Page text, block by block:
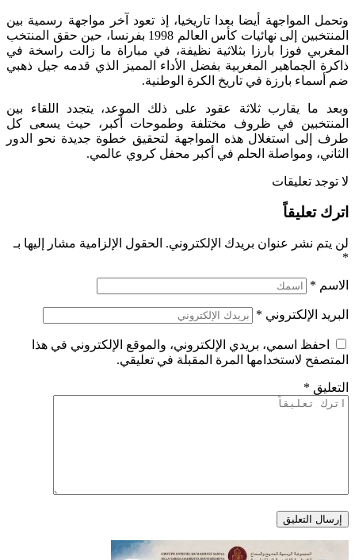
وتحمل المواجهة أيضا بعدا تاريخيا، إذ تعود آخر مواجهة رسمية بين
المنتخبين إلى نهائيات كأس العالم 1998 بفرنسا، حين حقق المنتخب
المغربي فوزا بارزا بثلاثية نظيفة، في مباراة ما زالت راسخة في
ذاكرة الجماهير المغربية بفضل الأداء المميز الذي قدمه جيل ذهبي
ضم أسماء بارزة في تاريخ الكرة الوطنية.
وبعد ما يقارب ثلاثة عقود على ذلك الموعد، يتجدد اللقاء بين
المنتخبين في ظروف مختلفة وطموحات أكبر، حيث يسعى كل
طرف إلى استغلال هذه المواجهة لتحقيق خطوة جديدة نحو الدور
الثاني، ومواصلة الحلم في أكبر محفل كروي عالمي.
لا توجد تعليقات
اترك تعليقاً
لن يتم نشر عنوان بريدك الإلكتروني. الحقول الإلزامية مشار إليها بـ
*
الاسم *
البريد الإلكتروني *
احفظ اسمي، بريدي الإلكتروني، والموقع الإلكتروني في هذا
المتصفح لاستخدامها المرة المقبلة في تعليقي.
التعليق *